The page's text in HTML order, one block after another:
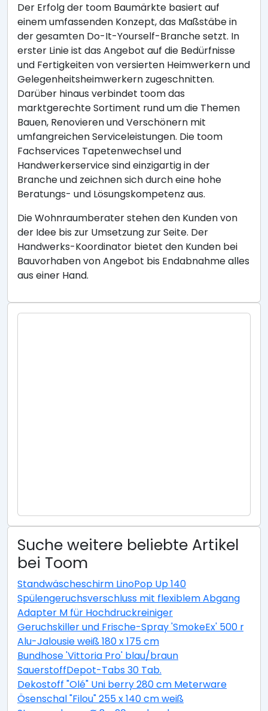
Der Erfolg der toom Baumärkte basiert auf
einem umfassenden Konzept, das Maßstäbe in
der gesamten Do-It-Yourself-Branche setzt. In
erster Linie ist das Angebot auf die Bedürfnisse
und Fertigkeiten von versierten Heimwerkern und
Gelegenheitsheimwerkern zugeschnitten.
Darüber hinaus verbindet toom das
marktgerechte Sortiment rund um die Themen
Bauen, Renovieren und Verschönern mit
umfangreichen Serviceleistungen. Die toom
Fachservices Tapetenwechsel und
Handwerkerservice sind einzigartig in der
Branche und zeichnen sich durch eine hohe
Beratungs- und Lösungskompetenz aus.
Die Wohnraumberater stehen den Kunden von
der Idee bis zur Umsetzung zur Seite. Der
Handwerks-Koordinator bietet den Kunden bei
Bauvorhaben von Angebot bis Endabnahme alles
aus einer Hand.
Suche weitere beliebte Artikel
bei Toom
Standwäscheschirm LinoPop Up 140
Spülengeruchsverschluss mit flexiblem Abgang
Adapter M für Hochdruckreiniger
Geruchskiller und Frische-Spray 'SmokeEx' 500 ml
Alu-Jalousie weiß 180 x 175 cm
Bundhose 'Vittoria Pro' blau/braun
SauerstoffDepot-Tabs 30 Tab.
Dekostoff "Olé" Uni berry 280 cm Meterware
Ösenschal "Filou" 255 x 140 cm weiß